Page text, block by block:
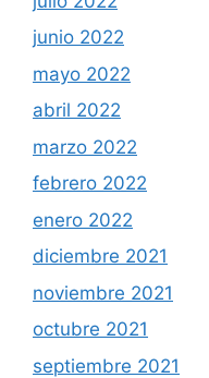
junio 2022
mayo 2022
abril 2022
marzo 2022
febrero 2022
enero 2022
diciembre 2021
noviembre 2021
octubre 2021
septiembre 2021